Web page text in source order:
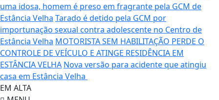
uma idosa, homem é preso em fragrante pela GCM de
Estância Velha Tarado é detido pela GCM por
importunação sexual contra adolescente no Centro de
Estância Velha MOTORISTA SEM HABILITAÇÃO PERDE O
CONTROLE DE VEÍCULO E ATINGE RESIDÊNCIA EM
ESTÂNCIA VELHA Nova versão para acidente que atingiu
casa em Estância Velha
EM ALTA